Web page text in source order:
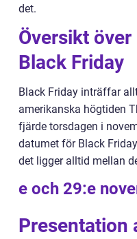
det.
Översikt
Black Friday
Black Friday inträffar
amerikanska högtiden
fjärde torsdagen i
datumet för Black
det ligger alltid mellan
e och 29:e
Presentation